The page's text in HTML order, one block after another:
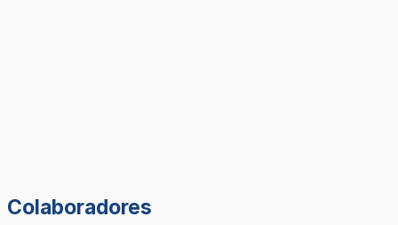
Colaboradores